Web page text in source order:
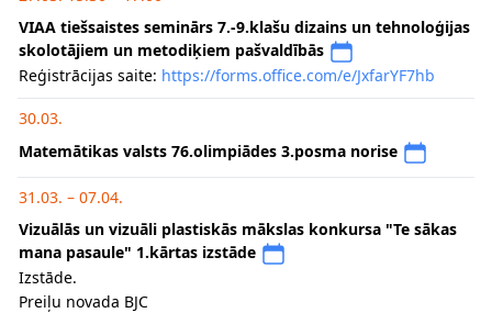
VIAA tiešsaistes seminārs 7.-9.klašu dizains un tehnoloģijas
skolotājiem un metodiķiem pašvaldībās
Reģistrācijas saite: https://forms.office.com/e/JxfarYF7hb
30.03.
Matemātikas valsts 76.olimpiādes 3.posma norise
31.03. – 07.04.
Vizuālās un vizuāli plastiskās mākslas konkursa "Te sākas
mana pasaule" 1.kārtas izstāde
Izstāde.
Preiļu novada BJC